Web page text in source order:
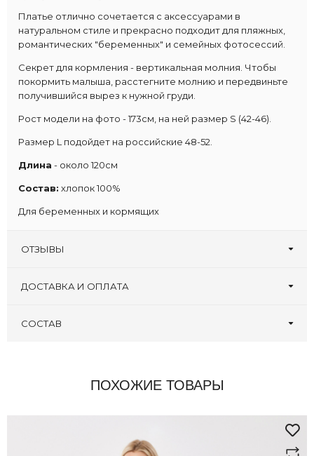
Платье отлично сочетается с аксессуарами в
натуральном стиле и прекрасно подходит для пляжных,
романтических "беременных" и семейных фотосессий.
Секрет для кормления - вертикальная молния. Чтобы
покормить малыша, расстегните молнию и передвиньте
получившийся вырез к нужной груди.
Рост модели на фото - 173см, на ней размер S (42-46).
Размер L подойдет на российские 48-52.
Длина - около 120см
Состав: хлопок 100%
Для беременных и кормящих
ОТЗЫВЫ
Оставьте первый отзыв!
ДОСТАВКА И ОПЛАТА
СОСТАВ
ПОХОЖИЕ ТОВАРЫ